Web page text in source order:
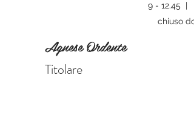
9 - 12.45 |
chiuso
Agnese Ordente
Titolare